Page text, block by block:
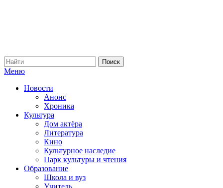
Меню
Новости
Анонс
Хроника
Культура
Дом актёра
Литература
Кино
Культурное наследие
Парк культуры и чтения
Образование
Школа и вуз